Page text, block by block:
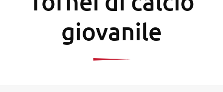
giovanile